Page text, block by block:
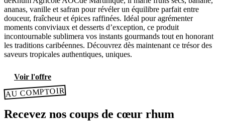
ananas, vanille et safran pour révéler un équilibre parfait entre
douceur, fraîcheur et épices raffinées. Idéal pour agrémenter
moments conviviaux et desserts d’exception, ce produit
incontournable sublimera vos instants gourmands tout en honorant
les traditions caribéennes. Découvrez dès maintenant ce trésor des
saveurs tropicales authentiques, uniques.
Voir l'offre
AU COMPTOIR
Recevez nos coups de cœur rhum